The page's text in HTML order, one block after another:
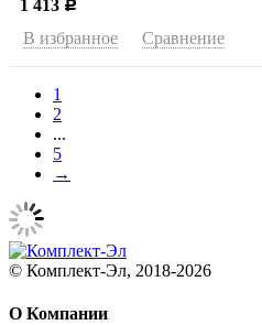
1 413 Р
В избранное Сравнение
1
2
...
5
→
© Комплект-Эл, 2018-2026
О Компании